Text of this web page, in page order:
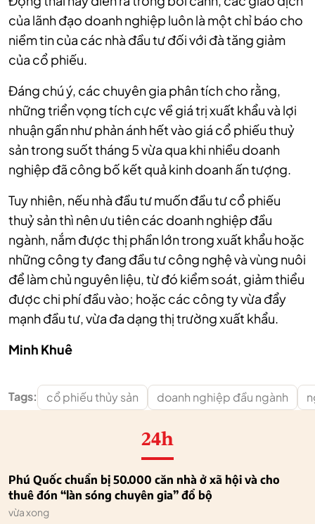
của lãnh đạo doanh nghiệp luôn là một chỉ báo cho
niềm tin của các nhà đầu tư đối với đà tăng giảm
của cổ phiếu.
Đáng chú ý, các chuyên gia phân tích cho rằng,
những triển vọng tích cực về giá trị xuất khẩu và lợi
nhuận gần như phản ánh hết vào giá cổ phiếu thuỷ
sản trong suốt tháng 5 vừa qua khi nhiều doanh
nghiệp đã công bố kết quả kinh doanh ấn tượng.
Tuy nhiên, nếu nhà đầu tư muốn đầu tư cổ phiếu
thuỷ sản thì nên ưu tiên các doanh nghiệp đầu
ngành, nắm được thị phần lớn trong xuất khẩu hoặc
những công ty đang đầu tư công nghệ và vùng nuôi
để làm chủ nguyên liệu, từ đó kiểm soát, giảm thiểu
được chi phí đầu vào; hoặc các công ty vừa đẩy
mạnh đầu tư, vừa đa dạng thị trường xuất khẩu.
Minh Khuê
Tags: cổ phiếu thủy sản doanh nghiệp đầu ngành
24h
Phú Quốc chuẩn bị 50.000 căn nhà ở xã hội và cho
thuê đón “làn sóng chuyên gia” đổ bộ
vừa xong